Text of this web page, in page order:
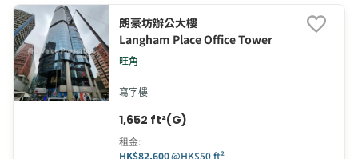
朗豪坊辦公大樓
Langham Place Office Tower
旺角
寫字樓
1,652 ft²(G)
租金:
HK$82,600@HK$50 ft²